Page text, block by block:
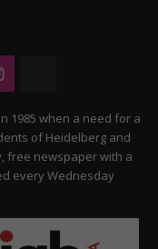
Instagram
Citizen
1985 when a need for a
of Heidelberg and
free newspaper with a
every Wednesday